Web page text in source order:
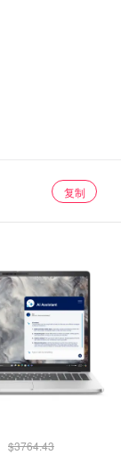
复制
$3764.43